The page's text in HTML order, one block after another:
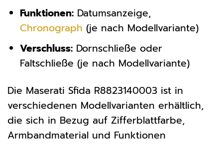
Funktionen:Datumsanzeige,
Chronograph (je nach Modellvariante)
Verschluss:Dornschließe oder
Faltschließe (je nach Modellvariante)
Die Maserati Sfida R8823140003 ist in
verschiedenen Modellvarianten erhältlich,
die sich in Bezug auf Zifferblattfarbe,
Armbandmaterial und Funktionen